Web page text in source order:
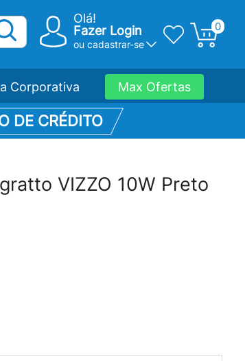
Olá!
Fazer Login
ou cadastrar-se
0
Corporativa Max Ofertas
DE CRÉDITO
VIZZO 10W Preto